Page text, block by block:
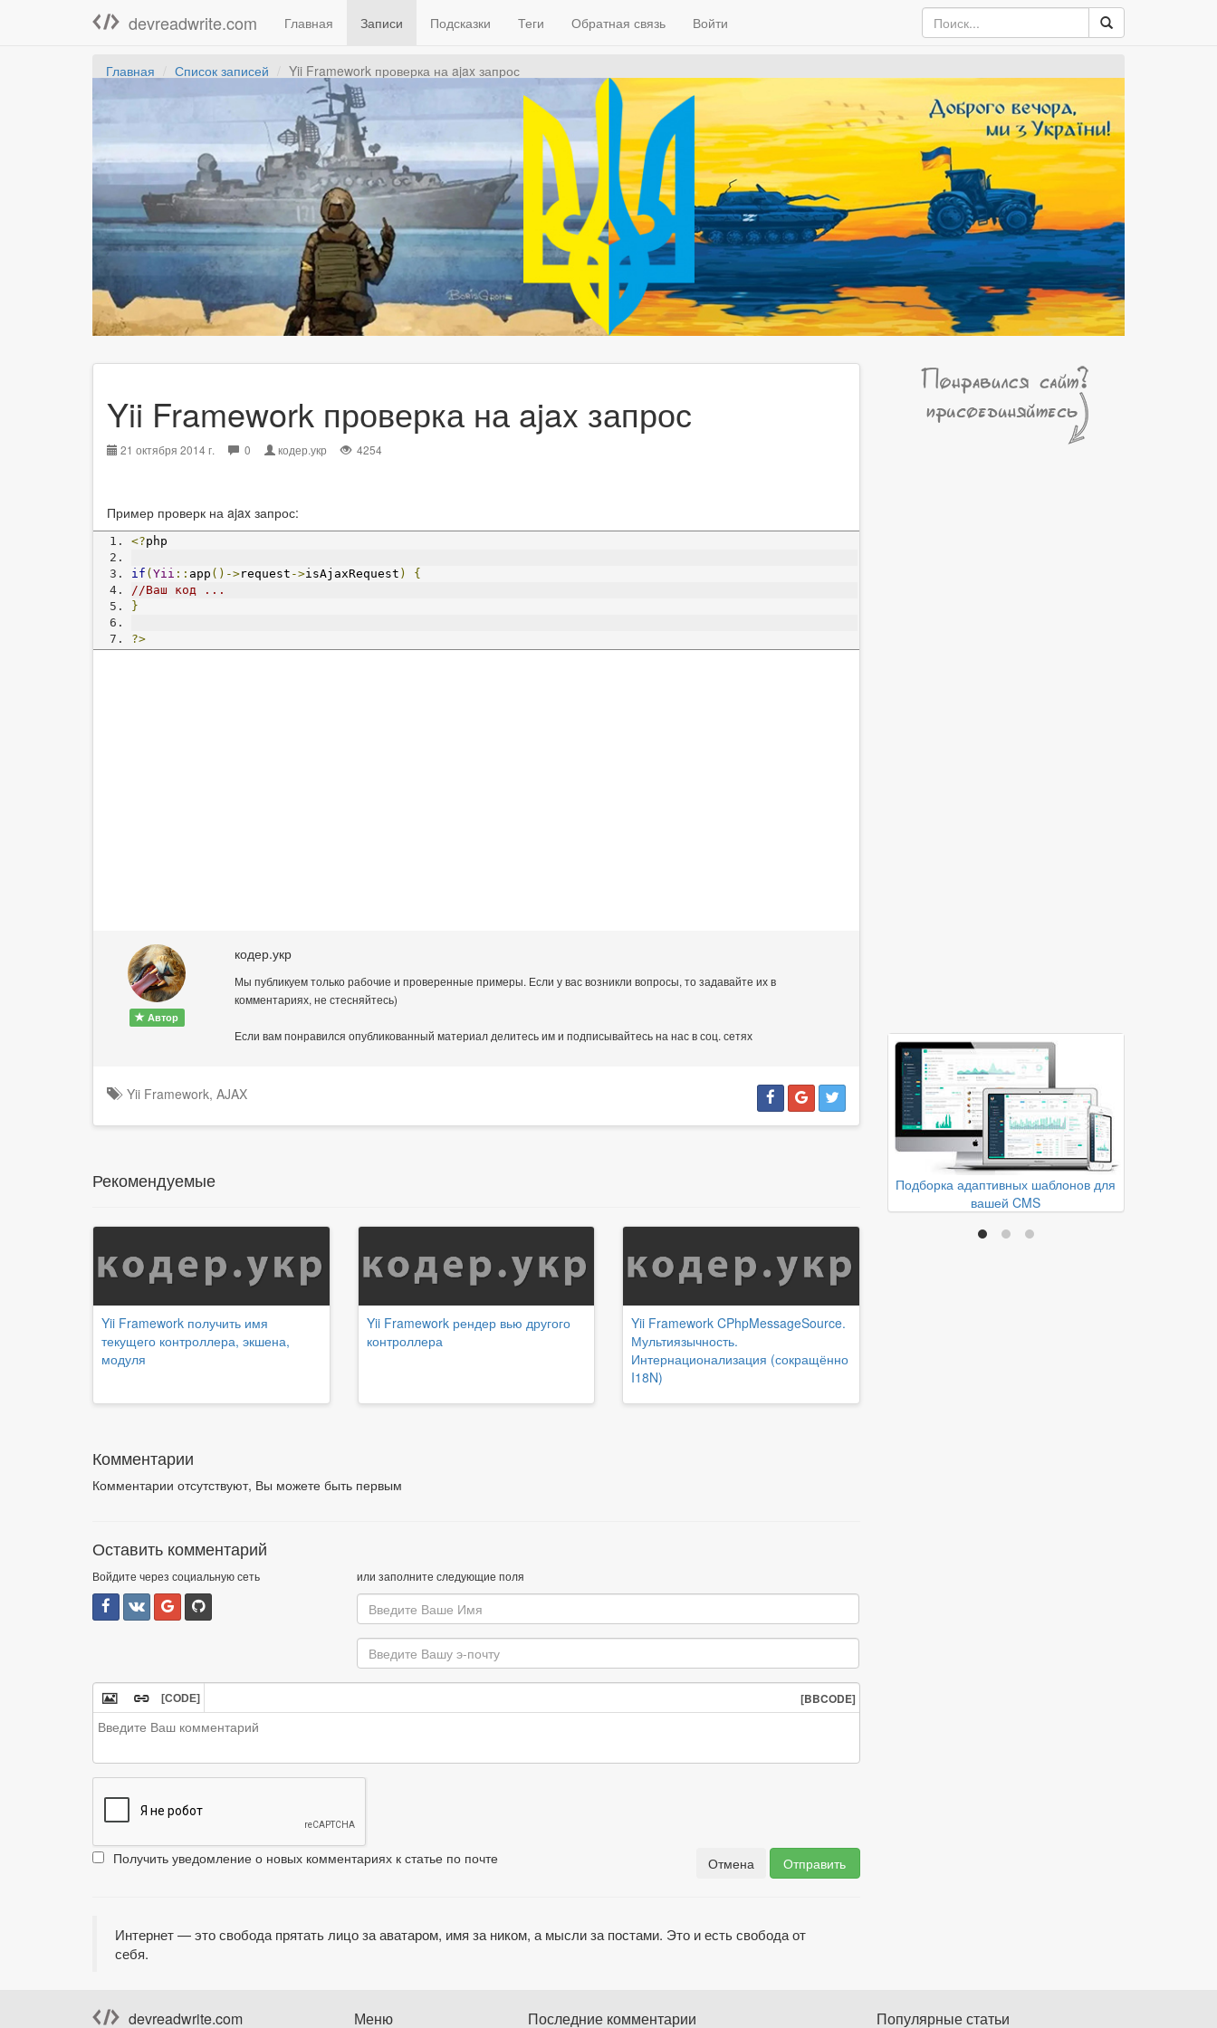
devreadwrite.com Главная Записи Подсказки Теги Обратная связь Войти
Главная Список записей Yii Framework проверка на ajax запрос
Yii Framework проверка на ajax запрос
21 октября 2014 г. 0 кодер.укр 4254
Пример проверк на ajax запрос:
<?php
if ( Yii :: app ()->request ->isAjaxRequest )
{
//Ваш код ...
}
?>
Автор
кодер.укр
Мы публикуем только рабочие и проверенные примеры. Если у вас возникли вопросы, то задавайте их в
комментариях, не стесняйтесь)
Если вам понравился опубликованный материал делитесь им и подписывайтесь на нас в соц. сетях
Yii Framework, AJAX
Рекомендуемые
Yii Framework получить имя
текущего контроллера, экшена,
модуля
Yii Framework рендер вью другого
контроллера
Yii Framework CPhpMessageSource.
Мультиязычность.
Интернационализация (сокращённо
I18N)
Комментарии
Комментарии отсутствуют, Вы можете быть первым
Оставить комментарий
Войдите через социальную сеть или заполните следующие поля
  [CODE] [BBCODE]
Получить уведомление о новых комментариях к статье по почте Отмена Отправить
Интернет — это свобода прятать лицо за аватаром, имя за ником, а мысли за постами. Это и есть свобода от
себя.
Подборка адаптивных шаблонов для
вашей CMS
devreadwrite.com Меню Последние комментарии Популярные статьи